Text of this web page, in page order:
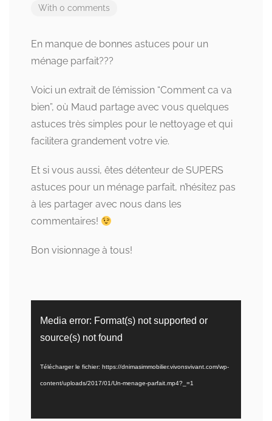
With 0 comments
En manque de bonnes astuces pour un
ménage parfait???
Voici un extrait de l’émission “Comment ca va
bien”, où Maud partage avec vous quelques
astuces très simples pour le nettoyage et qui
facilitera grandement votre vie.
Et si vous aussi, êtes détenteur de SUPERS
astuces pour un ménage parfait, n’hésitez pas
à les partager avec nous dans les
commentaires!
Bon visionnage à tous!
vidéo
Media error: Format(s) not supported or
source(s) not found
Télécharger le fichier: https://dnimasimmobilier.vivonsvivant.com/wp-
content/uploads/2017/01/Un-menage-parfait.mp4?_=1